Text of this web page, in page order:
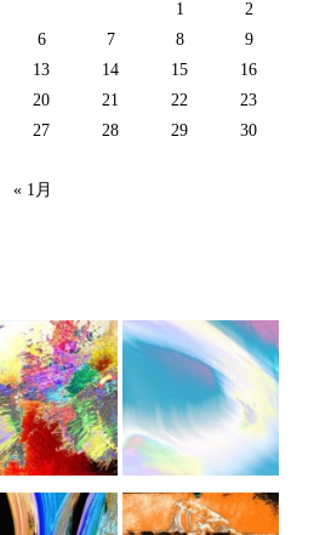
1
2
6 7 8
9
13 14 15
16
20 21 22
23
27 28 29
30
« 1月